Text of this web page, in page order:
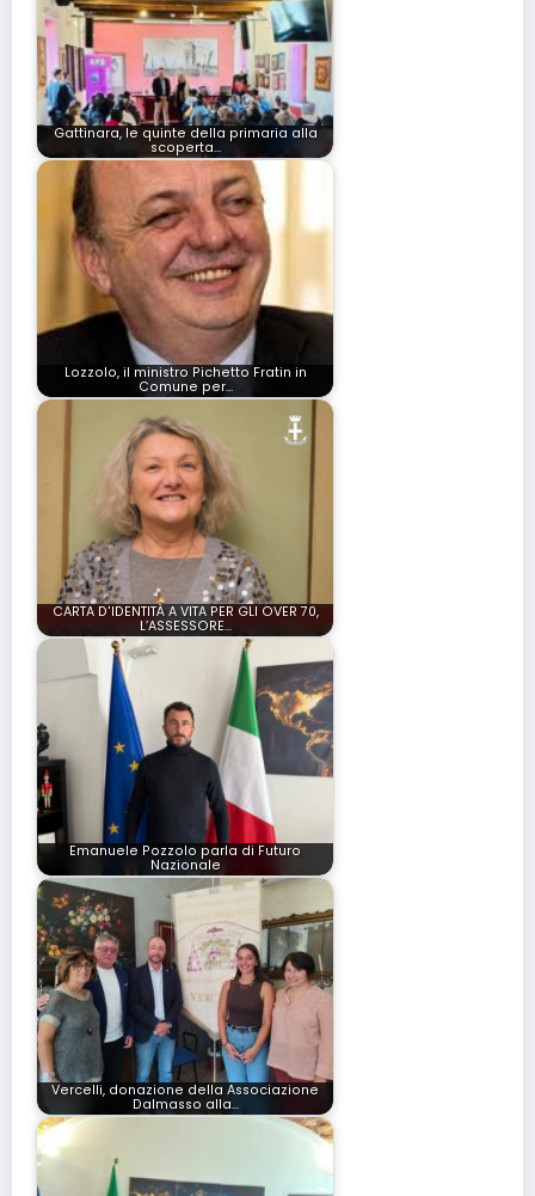
Gattinara, le quinte della primaria alla
scoperta…
Lozzolo, il ministro Pichetto Fratin in
Comune per…
CARTA D'IDENTITÀ A VITA PER GLI OVER 70,
L’ASSESSORE…
Emanuele Pozzolo parla di Futuro
Nazionale
Vercelli, donazione della Associazione
Dalmasso alla…